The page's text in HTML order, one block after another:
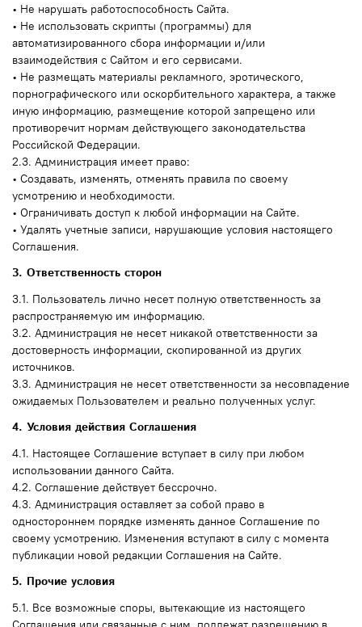
• Не нарушать работоспособность Сайта.
• Не использовать скрипты (программы) для
автоматизированного сбора информации и/или
взаимодействия с Сайтом и его сервисами.
• Не размещать материалы рекламного, эротического,
порнографического или оскорбительного характера, а также
иную информацию, размещение которой запрещено или
противоречит нормам действующего законодательства
Российской Федерации.
2.3. Администрация имеет право:
• Создавать, изменять, отменять правила по своему
усмотрению и необходимости.
• Ограничивать доступ к любой информации на Сайте.
• Удалять учетные записи, нарушающие условия настоящего
Соглашения.
3. Ответственность сторон
3.1. Пользователь лично несет полную ответственность за
распространяемую им информацию.
3.2. Администрация не несет никакой ответственности за
достоверность информации, скопированной из других
источников.
3.3. Администрация не несет ответственности за несовпадение
ожидаемых Пользователем и реально полученных услуг.
4. Условия действия Соглашения
4.1. Настоящее Соглашение вступает в силу при любом
использовании данного Сайта.
4.2. Соглашение действует бессрочно.
4.3. Администрация оставляет за собой право в
одностороннем порядке изменять данное Соглашение по
своему усмотрению. Изменения вступают в силу с момента
публикации новой редакции Соглашения на Сайте.
5. Прочие условия
5.1. Все возможные споры, вытекающие из настоящего